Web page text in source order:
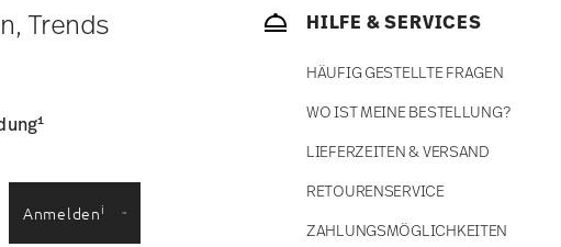
Lebensmittelkontakt sicher
Artikel. Sie können die Lieferzeiten in
Trends
1
Anmeldeni
HILFE & SERVICES
HÄUFIG GESTELLTE FRAGEN
WO IST MEINE BESTELLUNG?
LIEFERZEITEN & VERSAND
RETOURENSERVICE
ZAHLUNGSMÖGLICHKEITEN